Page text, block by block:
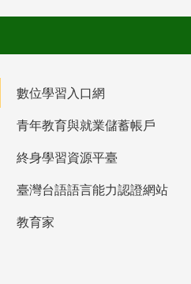
數位學習入口網
青年教育與就業儲蓄帳戶
終身學習資源平臺
臺灣台語語言能力認證網站
教育家